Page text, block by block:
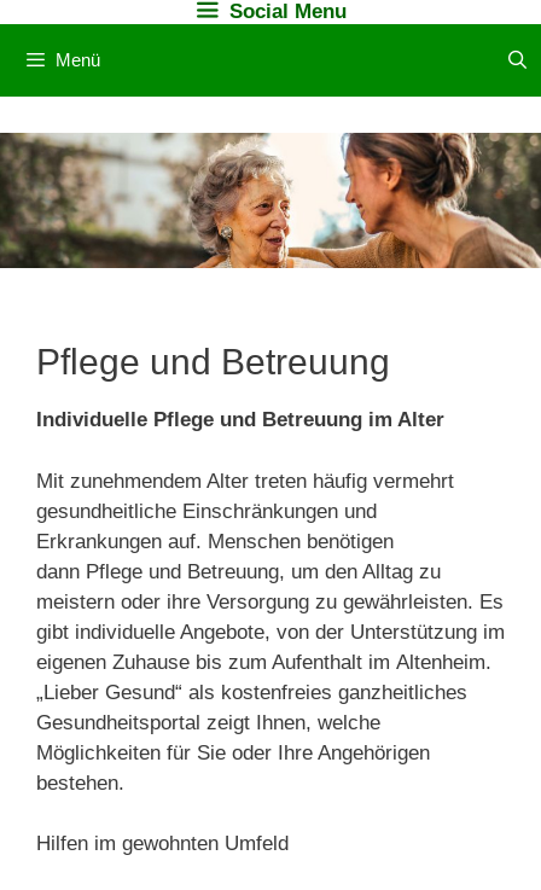
springen
Social Menu
Menü
Pflege und Betreuung
Individuelle Pflege und Betreuung im Alter
Mit zunehmendem Alter treten häufig vermehrt
gesundheitliche Einschränkungen und
Erkrankungen auf. Menschen benötigen
dann Pflege und Betreuung, um den Alltag zu
meistern oder ihre Versorgung zu gewährleisten. Es
gibt individuelle Angebote, von der Unterstützung im
eigenen Zuhause bis zum Aufenthalt im Altenheim.
„Lieber Gesund“ als kostenfreies ganzheitliches
Gesundheitsportal zeigt Ihnen, welche
Möglichkeiten für Sie oder Ihre Angehörigen
bestehen.
Hilfen im gewohnten Umfeld